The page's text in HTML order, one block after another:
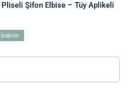
Pliseli Şifon Elbise – Tüy Aplikeli
₺.
İndirim